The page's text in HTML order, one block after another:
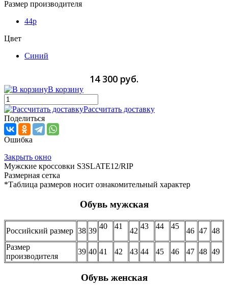
Размер производителя
44p
Цвет
Синий
14 300 руб.
В корзину
Рассчитать доставку
Поделиться
Ошибка
Закрыть окно
Мужские кроссовки S3SLATE12/RIP
Размерная сетка
*Таблица размеров носит ознакомительный характер
Обувь мужская
Российский размер 38 39
40 41
42
43 44 45
46 47 48
Размер
производителя
39 40 41 42 43 44 45 46 47 48 49
Обувь женская